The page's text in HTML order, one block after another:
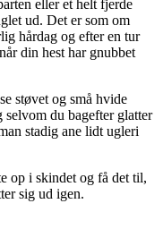
eller et helt fjerde
ud. Det er som om
hårdag og efter en tur
din hest har gnubbet
støvet og små hvide
du bagefter glatter
stadig ane lidt ugleri
op i skindet og få det til,
sig ud igen.